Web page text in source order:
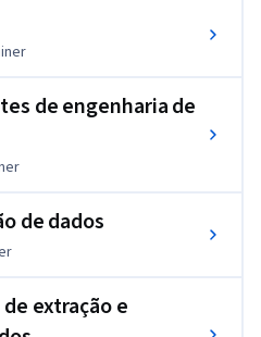
de engenharia de
de dados
extração e